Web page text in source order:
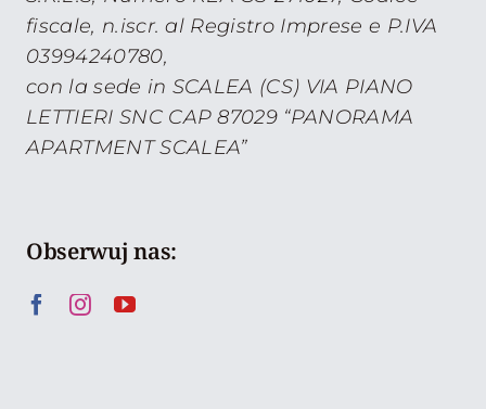
fiscale, n.iscr. al Registro Imprese e P.IVA
03994240780,
con la sede in SCALEA (CS) VIA PIANO
LETTIERI SNC CAP 87029 “PANORAMA
APARTMENT SCALEA”
Obserwuj nas: